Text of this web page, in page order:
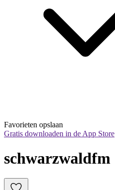
Favorieten opslaan
Gratis downloaden in de App Store
schwarzwaldfm